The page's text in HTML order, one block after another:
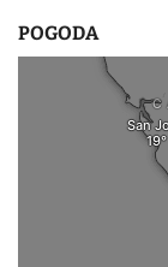
POGODA